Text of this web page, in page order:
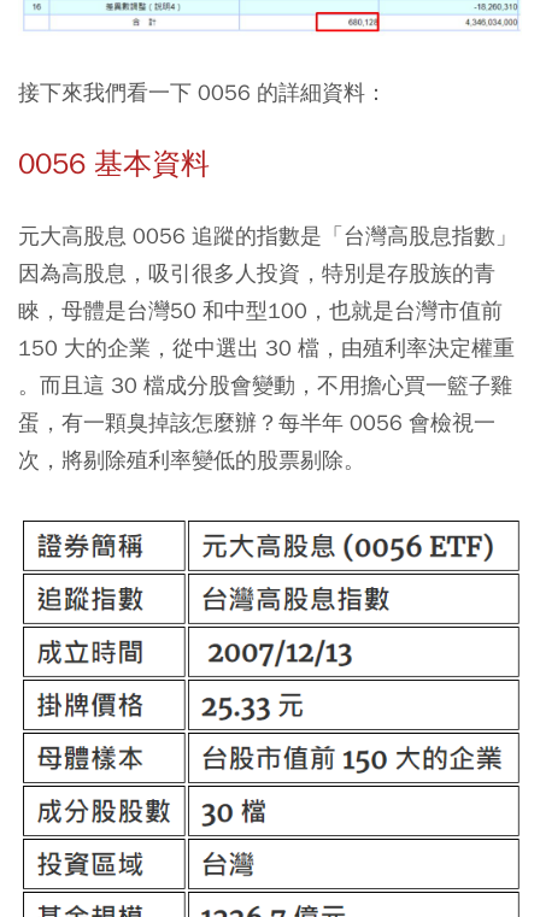
接下來我們看一下 0056 的詳細資料：
0056 基本資料
元大高股息 0056 追蹤的指數是「台灣高股息指數」
因為高股息，吸引很多人投資，特別是存股族的青
睞，母體是台灣50 和中型100，也就是台灣市值前
150 大的企業，從中選出 30 檔，由殖利率決定權重
。而且這 30 檔成分股會變動，不用擔心買一籃子雞
蛋，有一顆臭掉該怎麼辦？每半年 0056 會檢視一
次，將剔除殖利率變低的股票剔除。